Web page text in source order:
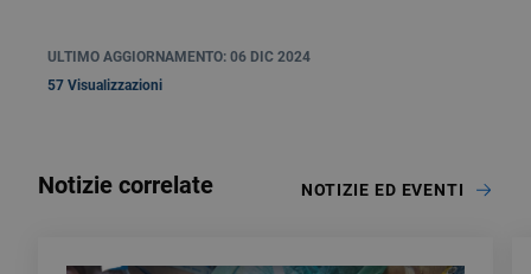
ULTIMO AGGIORNAMENTO: 06 DIC 2024
57 Visualizzazioni
Notizie correlate NOTIZIE ED EVENTI